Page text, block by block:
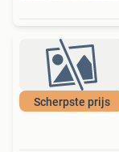
Scherpste prijs